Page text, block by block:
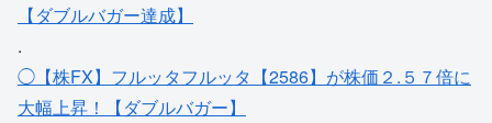
【ダブルバガー達成】
.
◯【株FX】フルッタフルッタ【2586】が株価２.５７倍に
大幅上昇！【ダブルバガー】